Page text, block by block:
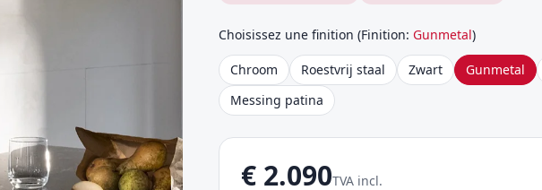
Choisissez une finition (Finition: Gunmetal)
Chroom Roestvrij staal Zwart Gunmetal
Messing patina
€ 2.090TVA incl.